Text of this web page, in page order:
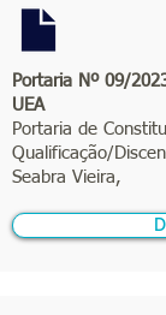
Portaria Nº 09/
UEA
Portaria de
Qualificação/
Seabra Vieira,